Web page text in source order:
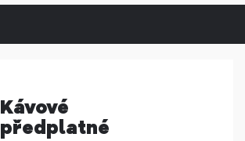
Kávové
předplatné